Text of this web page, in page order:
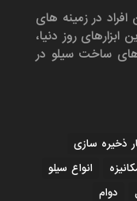
در زمینه های
روز دنیا،
ساخت سیلو در
ذخیره سازی
انواع سیلو
دوام